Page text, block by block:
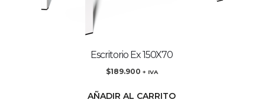
Escritorio Ex 150X70
$189.900 + IVA
AÑADIR AL CARRITO